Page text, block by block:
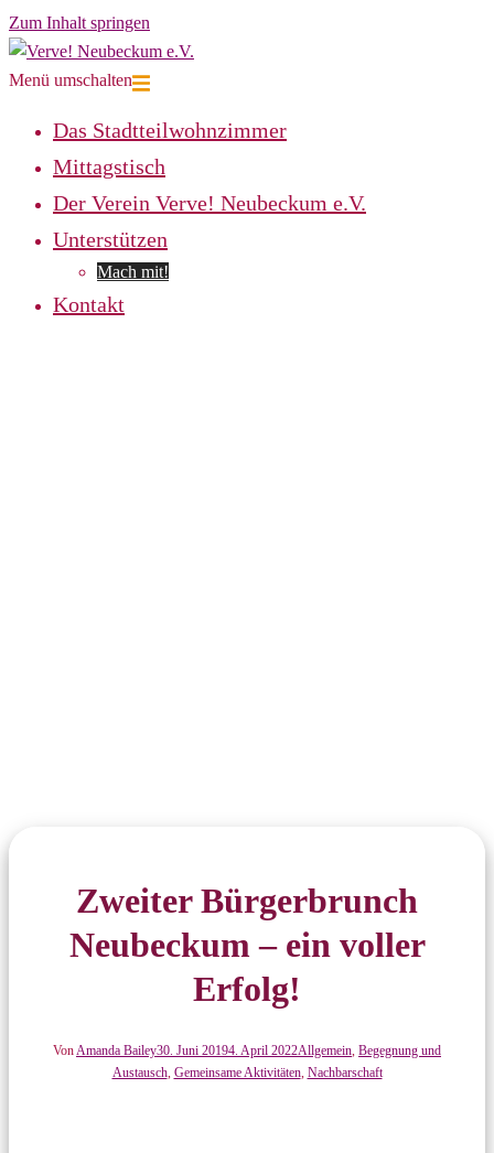
Zum Inhalt springen
Menü umschalten
Das Stadtteilwohnzimmer
Mittagstisch
Der Verein Verve! Neubeckum e.V.
Unterstützen
Mach mit!
Kontakt
Zweiter Bürgerbrunch
Neubeckum – ein voller
Erfolg!
VonAmanda Bailey30. Juni 20194. April 2022Allgemein, Begegnung und
Austausch, Gemeinsame Aktivitäten, Nachbarschaft